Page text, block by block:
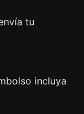
tu
incluya